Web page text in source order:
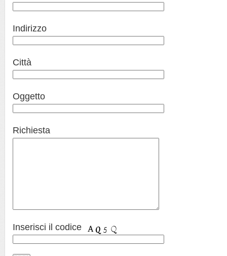
Indirizzo
Città
Oggetto
Richiesta
Inserisci il codice